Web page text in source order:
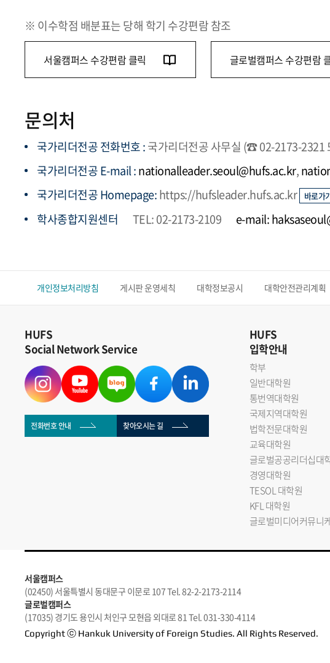
※ 이수학점 배분표는 당해 학기 수강편람 참조
서울캠퍼스 수강편람 클릭 글로벌캠퍼스 수강편람
문의처
국가리더전공 전화번호 :국가리더전공 사무실 (☎ 02-2173-2321
국가리더전공 E-mail :nationalleader.seoul@hufs.ac.kr,
국가리더전공 Homepage:https://hufsleader.hufs.ac.kr 바로가
학사종합지원센터 TEL: 02-2173-2109 e-mail:
개인정보처리방침 게시판 운영세칙 대학정보공시 대학안전관리계획
HUFS
Social Network Service
전화번호 안내 찾아오시는 길
HUFS
입학안내
학부
일반대학원
통번역대학원
국제지역대학원
법학전문대학원
교육대학원
글로벌공공리더십대
경영대학원
TESOL 대학원
KFL 대학원
글로벌미디어커뮤니
서울캠퍼스
(02450) 서울특별시 동대문구 이문로 107 Tel. 82-2-2173-2114
글로벌캠퍼스
(17035) 경기도 용인시 처인구 모현읍 외대로 81 Tel. 031-330-4114
Copyright ⓒ Hankuk University of Foreign Studies. All Rights Reserved.